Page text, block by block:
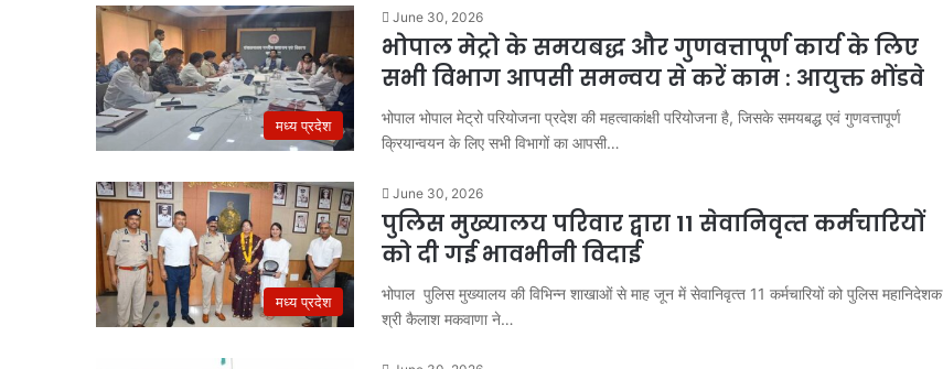
मध्य प्रदेश
June 30, 2026
भोपाल मेट्रो के समयबद्ध और गुणवत्तापूर्ण कार्य के लिए
सभी विभाग आपसी समन्वय से करें काम : आयुक्त भोंडवे
भोपाल भोपाल मेट्रो परियोजना प्रदेश की महत्वाकांक्षी परियोजना है, जिसके समयबद्ध एवं गुणवत्तापूर्ण
क्रियान्वयन के लिए सभी विभागों का आपसी…
मध्य प्रदेश
June 30, 2026
पुलिस मुख्यालय परिवार द्वारा 11 सेवानिवृत्‍त कर्मचारियों
को दी गई भावभीनी विदाई
भोपाल पुलिस मुख्‍यालय की विभिन्‍न शाखाओं से माह जून में सेवानिवृत्‍त 11 कर्मचारियों को पुलिस महानिदेशक
श्री कैलाश मकवाणा ने…
दिल्ली
में
वोटर
वेरिफिकेशन
की
बिना
इंश्योरेंस
गाड़ियों
को